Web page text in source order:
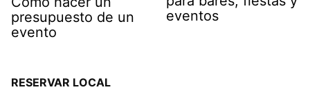
presupuesto de un
evento
eventos
RESERVAR LOCAL